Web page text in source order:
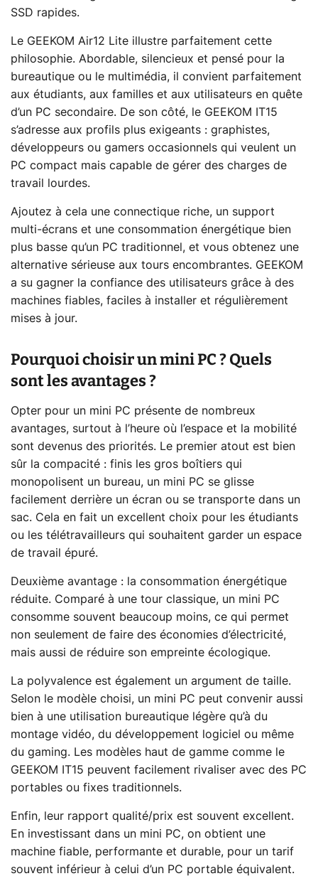
SSD rapides.
Le GEEKOM Air12 Lite illustre parfaitement cette
philosophie. Abordable, silencieux et pensé pour la
bureautique ou le multimédia, il convient parfaitement
aux étudiants, aux familles et aux utilisateurs en quête
d’un PC secondaire. De son côté, le GEEKOM IT15
s’adresse aux profils plus exigeants : graphistes,
développeurs ou gamers occasionnels qui veulent un
PC compact mais capable de gérer des charges de
travail lourdes.
Ajoutez à cela une connectique riche, un support
multi-écrans et une consommation énergétique bien
plus basse qu’un PC traditionnel, et vous obtenez une
alternative sérieuse aux tours encombrantes. GEEKOM
a su gagner la confiance des utilisateurs grâce à des
machines fiables, faciles à installer et régulièrement
mises à jour.
Pourquoi choisir un mini PC ? Quels
sont les avantages ?
Opter pour un mini PC présente de nombreux
avantages, surtout à l’heure où l’espace et la mobilité
sont devenus des priorités. Le premier atout est bien
sûr la compacité : finis les gros boîtiers qui
monopolisent un bureau, un mini PC se glisse
facilement derrière un écran ou se transporte dans un
sac. Cela en fait un excellent choix pour les étudiants
ou les télétravailleurs qui souhaitent garder un espace
de travail épuré.
Deuxième avantage : la consommation énergétique
réduite. Comparé à une tour classique, un mini PC
consomme souvent beaucoup moins, ce qui permet
non seulement de faire des économies d’électricité,
mais aussi de réduire son empreinte écologique.
La polyvalence est également un argument de taille.
Selon le modèle choisi, un mini PC peut convenir aussi
bien à une utilisation bureautique légère qu’à du
montage vidéo, du développement logiciel ou même
du gaming. Les modèles haut de gamme comme le
GEEKOM IT15 peuvent facilement rivaliser avec des PC
portables ou fixes traditionnels.
Enfin, leur rapport qualité/prix est souvent excellent.
En investissant dans un mini PC, on obtient une
machine fiable, performante et durable, pour un tarif
souvent inférieur à celui d’un PC portable équivalent.